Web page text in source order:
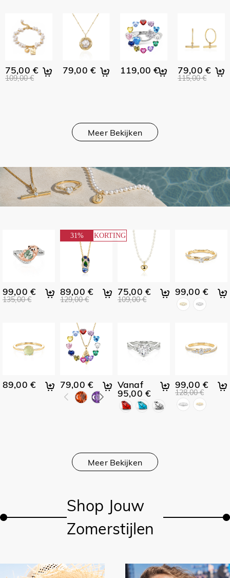
75,00 €
109,00 €
79,00 € 119,00 € 79,00 €
115,00 €
Meer Bekijken
99€
99,00 €
135,00 €
31% KORTING
89,00 €
129,00 €
75,00 €
109,00 €
99,00 €
89,00 € 79,00 € Vanaf
95,00 €
99,00 €
128,00 €
Meer Bekijken
Shop Jouw
Zomerstijlen